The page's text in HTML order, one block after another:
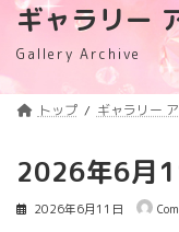
ギャラリー
Gallery Archive
トップ ギャラリー
2026年6月
2026年6月11日